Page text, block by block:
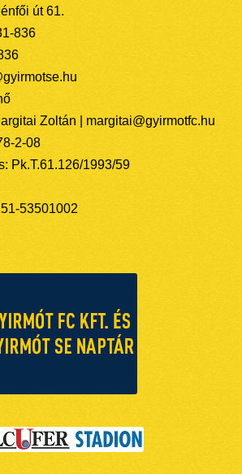
út 61.
836
Zoltán | margitai@gyirmotfc.hu
2-08
Pk.T.61.126/1993/59
53501002